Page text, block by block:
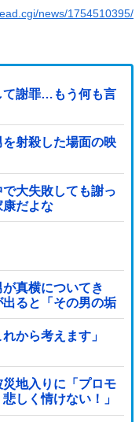
news/1754510395/
て謝罪…もう何も言
を射殺した場面の映
大失敗しても謝っ
康だよな
真横についてき
ると「その男の垢
他
から考えます」
災地入りに「プロモ
しく情けない！」